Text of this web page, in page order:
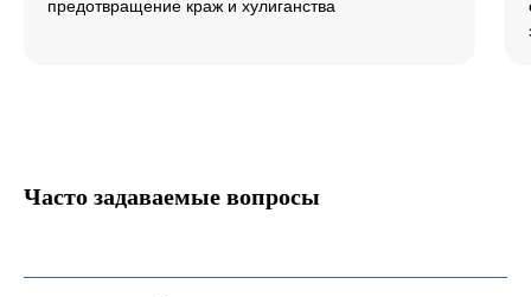
предотвращение краж и хулиганства
Часто задаваемые вопросы